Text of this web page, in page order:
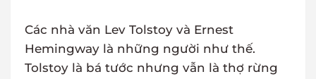
Các nhà văn Lev Tolstoy và Ernest
Hemingway là những người như thế.
Tolstoy là bá tước nhưng vẫn là thợ rừng